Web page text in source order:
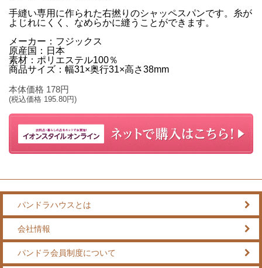
手縫い専用に作られた右撚りのシャッペスパンです。糸が
よじれにくく、なめらかに縫うことができます。
メーカー：フジックス
原産国：日本
素材：ポリエステル100％
商品サイズ：幅31×奥行31×高さ38mm
本体価格 178円
(税込価格 195.80円)
パンドラハウスとは
会社情報
パンドラ会員制度について